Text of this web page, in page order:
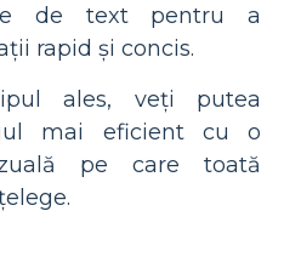
de text pentru a
rapid și concis.
ales, veți putea
mai eficient cu o
pe care toată